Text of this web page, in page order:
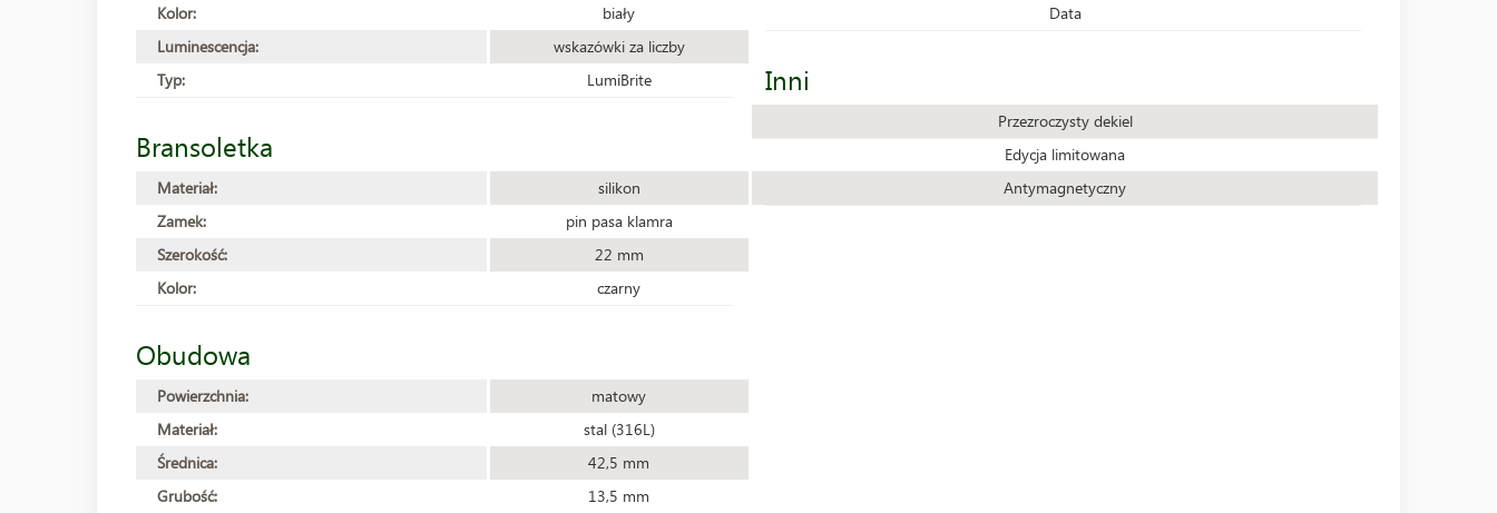
Kolor:
biały
Luminescencja:
wskazówki za liczby
Typ:
LumiBrite
Bransoletka
Materiał:
silikon
Zamek:
pin pasa klamra
Szerokość:
22 mm
Kolor:
czarny
Obudowa
Powierzchnia:
matowy
Materiał:
stal (316L)
Średnica:
42,5 mm
Grubość:
13,5 mm
Data
Inni
Przezroczysty dekiel
Edycja limitowana
Antymagnetyczny